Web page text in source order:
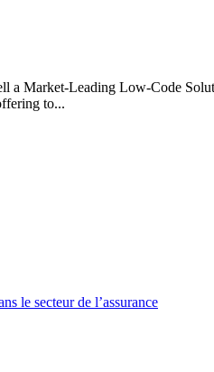
Market-Leading Low-Code
to...
le secteur de l’assurance